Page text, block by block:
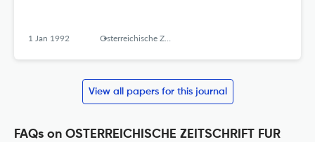
1 Jan 1992 Osterreichische Zeitschrift Fur Volkskunde
View all papers for this journal
FAQs on OSTERREICHISCHE ZEITSCHRIFT FUR